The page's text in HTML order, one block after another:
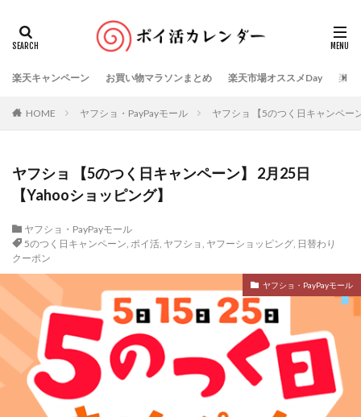
楽天キャンペーン お買い物マラソンまとめ 楽天市場オススメDay 楽天
HOME ヤフショ・PayPayモール ヤフショ 【5のつく日キャンペー
ヤフショ 【5のつく日キャンペーン】 2月25日
【Yahooショッピング】
ヤフショ・PayPayモール
5のつく日キャンペーン, ポイ活, ヤフショ , ヤフーショッピング, 日替わり
クーポン
ヤフショ・PayPayモール